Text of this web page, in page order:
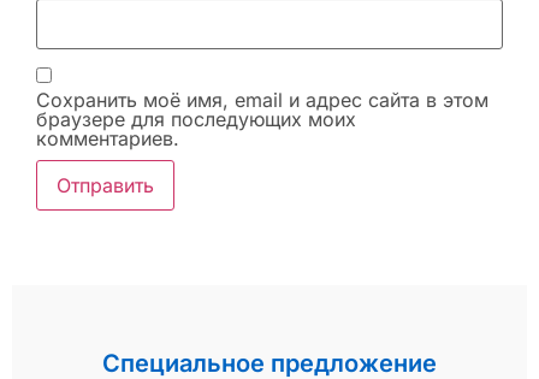
Сохранить моё имя, email и адрес сайта в этом
браузере для последующих моих
комментариев.
Специальное предложение